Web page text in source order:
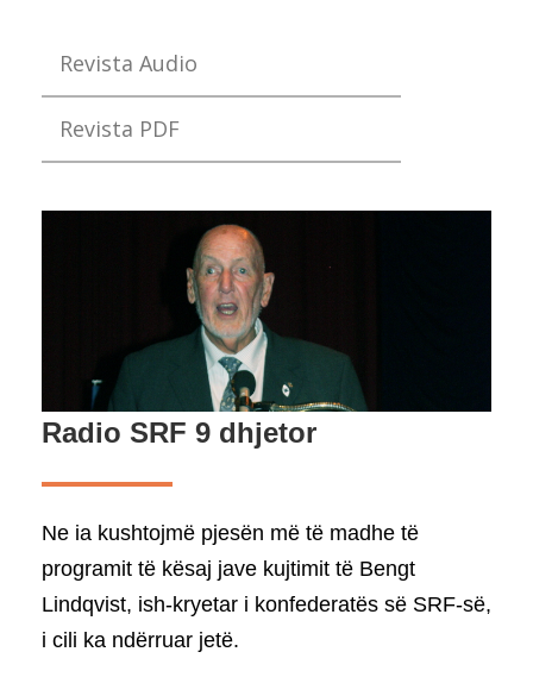
Revista Audio
Revista PDF
Radio SRF 9 dhjetor
Ne ia kushtojmë pjesën më të madhe të
programit të kësaj jave kujtimit të Bengt
Lindqvist, ish-kryetar i konfederatës së SRF-së,
i cili ka ndërruar jetë.